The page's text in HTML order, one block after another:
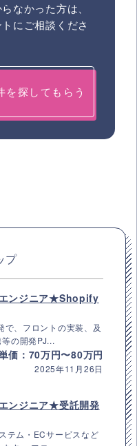
なかった方は、
にご相談くださ
探してもらう
プ
ンジニア★Shopify
、フロントの実装、及
の開発PJ...
価：70万円〜80万円
2025年11月26日
ンジニア★受託開発
テム・ECサービスなど